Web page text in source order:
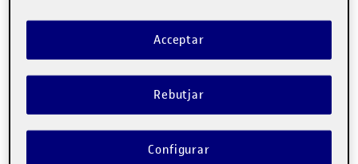
Tweet
La inscripció ha finalitzat.
Rebutjar
Acceptar
Configurar